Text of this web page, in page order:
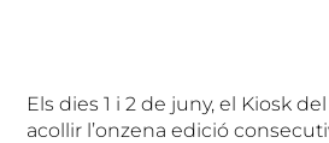
Els dies 1 i 2 de juny, el Kiosk
acollir l’onzena edició